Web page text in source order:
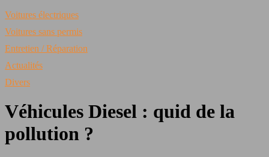
Voitures électriques
Voitures sans permis
Entretien / Réparation
Actualités
Divers
Véhicules Diesel : quid de la
pollution ?